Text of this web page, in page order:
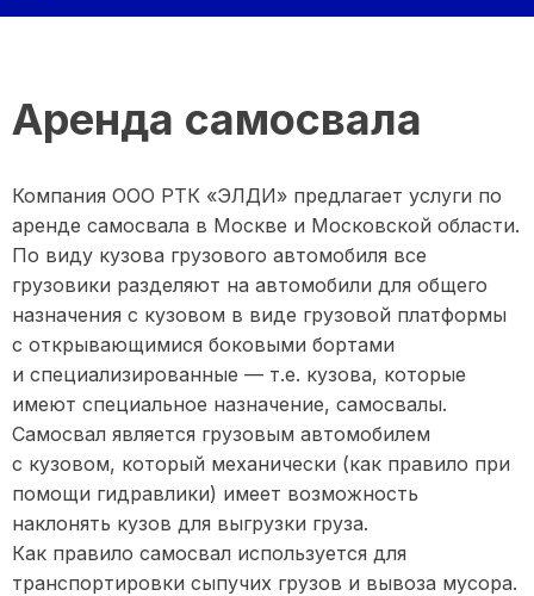
Аренда самосвала
Компания ООО РТК «ЭЛДИ» предлагает услуги по
аренде самосвала в Москве и Московской области.
По виду кузова грузового автомобиля все
грузовики разделяют на автомобили для общего
назначения с кузовом в виде грузовой платформы
с открывающимися боковыми бортами
и специализированные — т.е. кузова, которые
имеют специальное назначение, самосвалы.
Самосвал является грузовым автомобилем
с кузовом, который механически (как правило при
помощи гидравлики) имеет возможность
наклонять кузов для выгрузки груза.
Как правило самосвал используется для
транспортировки сыпучих грузов и вывоза мусора.